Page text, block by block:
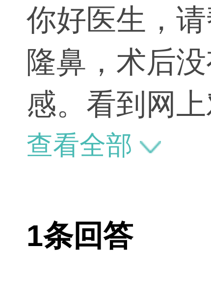
你好医生，
隆鼻，术后
感。看到网
宝宝，不知
的，别担心。
查看全部
1条回答